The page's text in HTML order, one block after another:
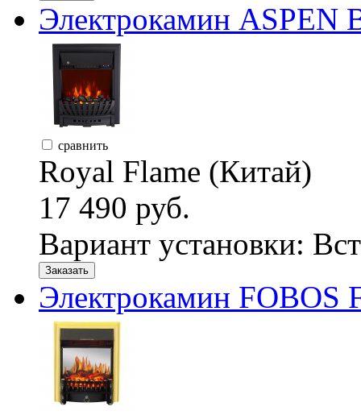
Электрокамин ASPEN
сравнить
Royal Flame (Китай)
17 490 руб.
Вариант установки:
Заказать
Электрокамин FOBOS